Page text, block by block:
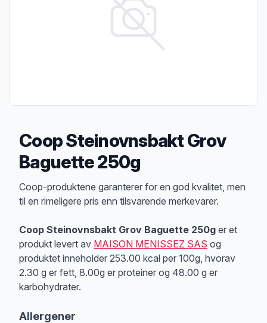
Coop Steinovnsbakt Grov
Baguette 250g
Produktbeskrivelse
Coop-produktene garanterer for en god kvalitet, men
til en rimeligere pris enn tilsvarende merkevarer.
Coop Steinovnsbakt Grov Baguette 250g er et
produkt levert av MAISON MENISSEZ SAS og
produktet inneholder 253.00 kcal per 100g, hvorav
2.30 g er fett, 8.00g er proteiner og 48.00 g er
karbohydrater.
Allergener